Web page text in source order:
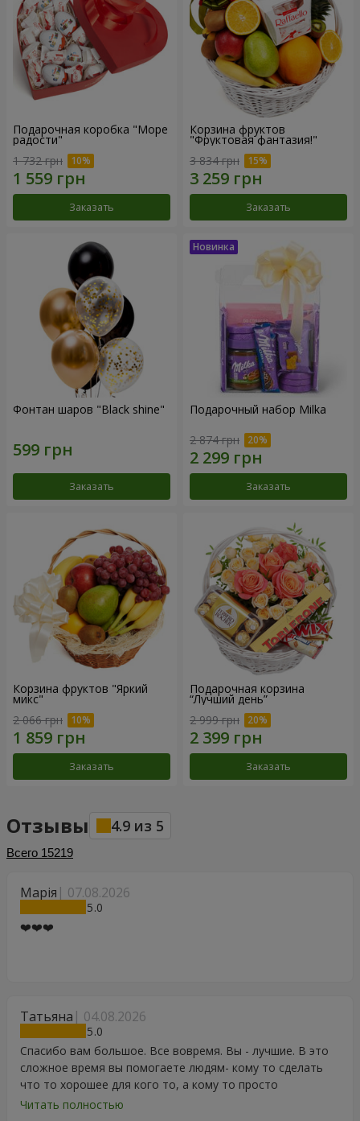
Подарочная коробка "Море
радости"
1 732 грн
Заказать
Корзина фруктов
"Фруктовая фантазия!"
3 834 грн
Заказать
Фонтан шаров "Black shine"
Заказать
Подарочный набор Milka
2 874 грн
Заказать
Корзина фруктов "Яркий
микс"
2 066 грн
Заказать
Подарочная корзина
“Лучший день”
2 999 грн
Заказать
Отзывы 4.9 из 5
Всего 15219
Марія 07.08.2026
5
❤️❤️❤️
Татьяна 04.08.2026
5
Спасибо вам большое. Все вовремя. Вы - лучшие. В это
сложное время вы помогаете людям- кому то сделать
что то хорошее для кого то, а кому то просто
порадоваться цветам, подарку, тортику, поздравлению.
Читать полностью